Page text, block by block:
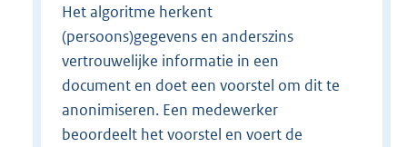
Het algoritme herkent
(persoons)gegevens en anderszins
vertrouwelijke informatie in een
document en doet een voorstel om dit te
anonimiseren. Een medewerker
beoordeelt het voorstel en voert de